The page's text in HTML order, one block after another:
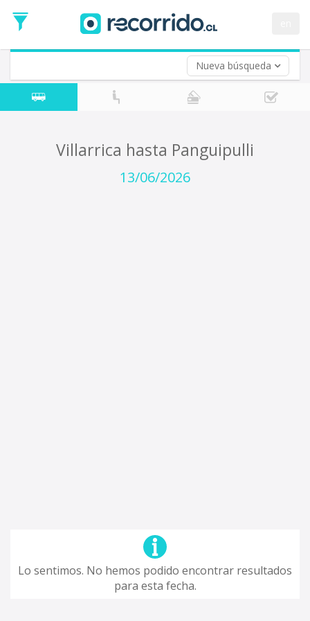
Nueva búsqueda
de
Ida
Vuelta (opcional)
Fecha
de
Villarrica hasta Panguipulli
13/06/2026
Lo sentimos. No hemos podido encontrar resultados
para esta fecha.